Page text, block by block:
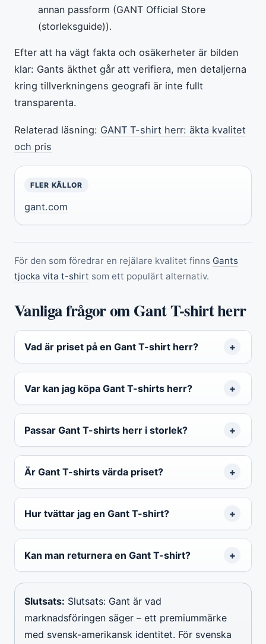
annan passform (GANT Official Store
(storleksguide)).
Efter att ha vägt fakta och osäkerheter är bilden
klar: Gants äkthet går att verifiera, men detaljerna
kring tillverkningens geografi är inte fullt
transparenta.
Relaterad läsning: GANT T-shirt herr: äkta kvalitet
och pris
FLER KÄLLOR
gant.com
För den som föredrar en rejälare kvalitet finns Gants
tjocka vita t-shirt som ett populärt alternativ.
Vanliga frågor om Gant T-shirt herr
Vad är priset på en Gant T-shirt herr?
Var kan jag köpa Gant T-shirts herr?
Passar Gant T-shirts herr i storlek?
Är Gant T-shirts värda priset?
Hur tvättar jag en Gant T-shirt?
Kan man returnera en Gant T-shirt?
Slutsats: Slutsats: Gant är vad
marknadsföringen säger – ett premiummärke
med svensk-amerikansk identitet. För svenska